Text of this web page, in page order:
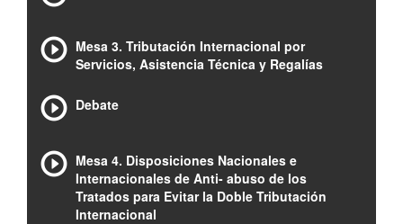
Mesa 3. Tributación Internacional por
Servicios, Asistencia Técnica y Regalías
Debate
Mesa 4. Disposiciones Nacionales e
Internacionales de Anti- abuso de los
Tratados para Evitar la Doble Tributación
Internacional